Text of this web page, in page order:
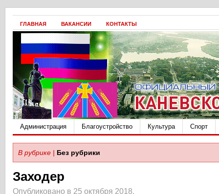
ГЛАВНАЯ ВАКАНСИИ КОНТАКТЫ
Администрация Благоустройство Культура Спорт
В рубрике | Без рубрики
Заходер
Опубликовано в 25 октября 2018.